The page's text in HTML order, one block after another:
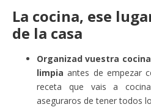
La cocina, ese
de la casa
Organizad vuestra cocina
limpia antes de empezar
receta que vais a
aseguraros de tener todos